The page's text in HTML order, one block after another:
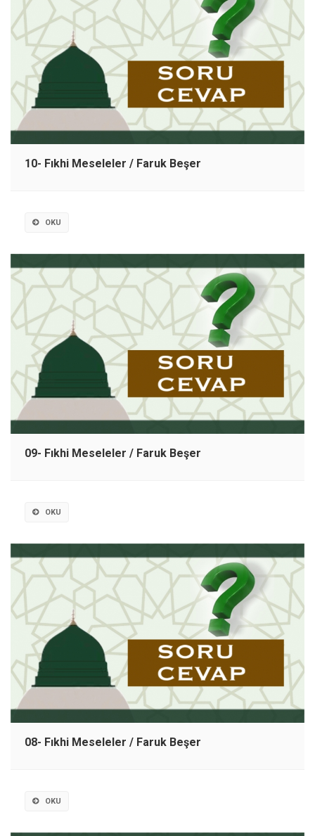
10- Fıkhi Meseleler / Faruk Beşer
OKU
09- Fıkhi Meseleler / Faruk Beşer
OKU
08- Fıkhi Meseleler / Faruk Beşer
OKU